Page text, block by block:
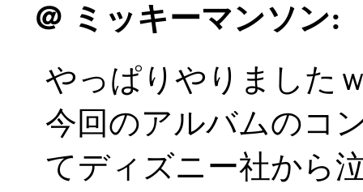
＠ ミッキーマンソン:
やっぱりやりました
今回のアルバムのコ
てディズニー社から